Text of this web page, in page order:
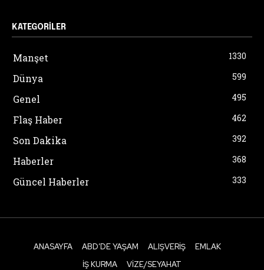
KATEGORILER
Manşet 1330
Dünya 599
Genel 495
Flaş Haber 462
Son Dakika 392
Haberler 368
Güncel Haberler 333
ANASAYFA ABD’DE YAŞAM ALIŞVERIŞ
EMLAK
İŞ KURMA
VIZE/SEYAHAT